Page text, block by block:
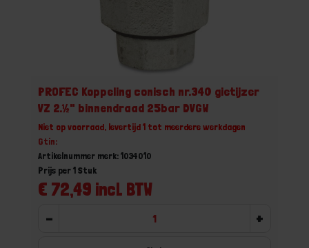
PROFEC Koppeling conisch nr.340 gietijzer
VZ 2.½" binnendraad 25bar DVGW
Niet op voorraad, levertijd 1 tot meerdere werkdagen
Gtin:
Artikelnummer merk: 1034010
€ 72,49 incl. BTW
Prijs per 1 Stuk
- +